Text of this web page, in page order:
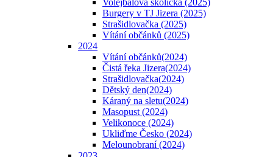
Volejbalová školička (2025)
Burgery v TJ Jizera (2025)
Strašidlovačka (2025)
Vítání občánků (2025)
2024
Vítání občánků(2024)
Čistá řeka Jizera(2024)
Strašidlovačka(2024)
Dětský den(2024)
Káraný na sletu(2024)
Masopust (2024)
Velikonoce (2024)
Ukliďme Česko (2024)
Melounobraní (2024)